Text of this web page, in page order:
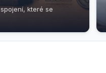
které se